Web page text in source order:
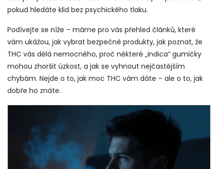
pokud hledáte klid bez psychického tlaku.
Podívejte se níže – máme pro vás přehled článků, které
vám ukážou, jak vybrat bezpečné produkty, jak poznat, že
THC vás dělá nemocného, proč některé „indica“ gumičky
mohou zhoršit úzkost, a jak se vyhnout nejčastějším
chybám. Nejde o to, jak moc THC vám dáte – ale o to, jak
dobře ho znáte.